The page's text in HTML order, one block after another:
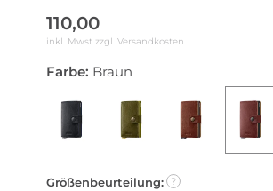
110,00
inkl. Mwst zzgl. Versandkosten
Farbe: Braun
Größenbeurteilung: ?